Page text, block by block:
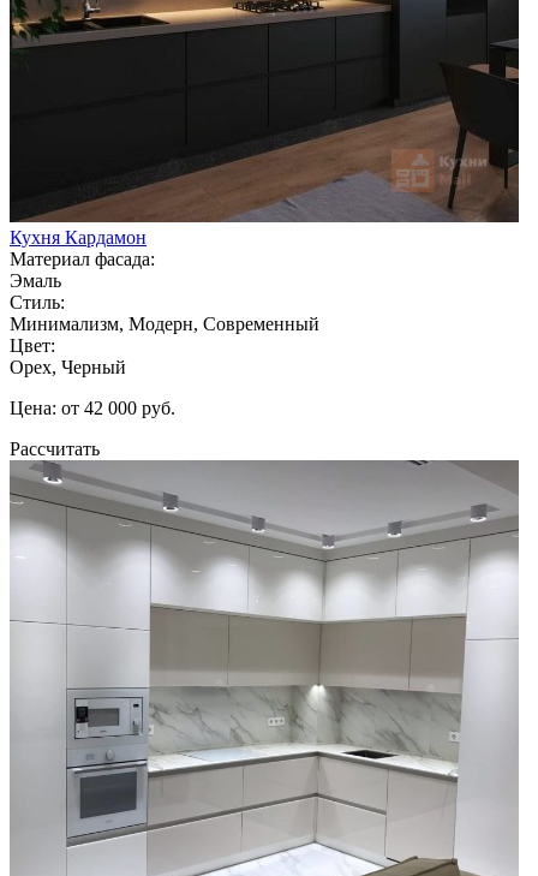
Кухня Кардамон
Материал фасада:
Эмаль
Стиль:
Минимализм, Модерн, Современный
Цвет:
Орех, Черный
Цена: от 42 000 руб.
Рассчитать